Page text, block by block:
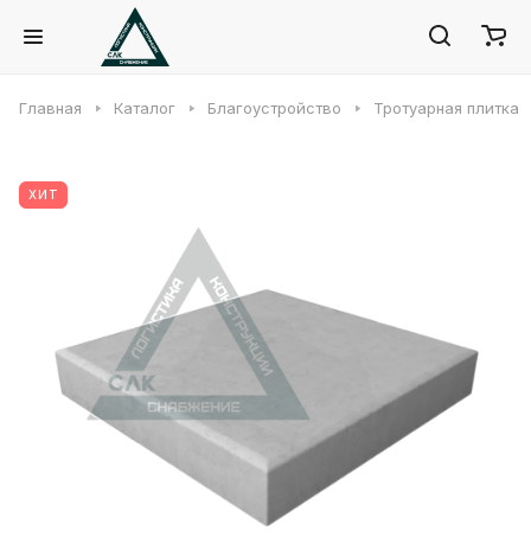
Главная Каталог Благоустройство Тротуарная плитка
ХИТ